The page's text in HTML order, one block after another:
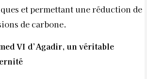
et permettant une réduction de
de carbone.
VI d’Agadir, un véritable